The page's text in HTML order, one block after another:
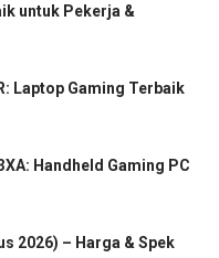
untuk Pekerja &
Laptop Gaming Terbaik
Handheld Gaming PC
2026) – Harga & Spek